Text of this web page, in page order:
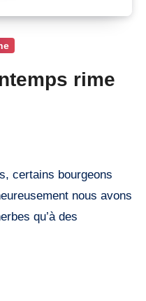
rime
nous avons
qu’à des